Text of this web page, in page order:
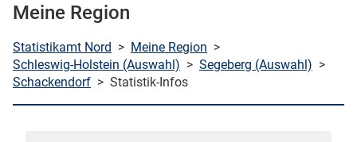
Meine Region
Statistikamt Nord > Meine Region >
Schleswig-Holstein (Auswahl) > Segeberg (Auswahl) >
Schackendorf > Statistik-Infos